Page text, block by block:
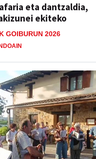
eta dantzaldia,
ekiteko
GOIBURUN 2026